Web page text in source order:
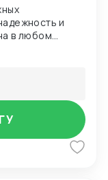
и
в любом